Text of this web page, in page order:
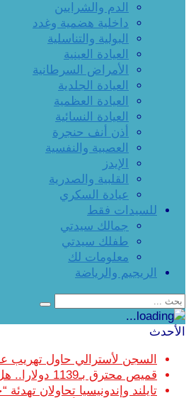
الدم والشرايين
داخلية هضمية وغدد
البولية والتناسلية
العيادة العينية
الأمراض السرطانية
العيادة الجلدية
العيادة العظمية
العيادة النسائية
أذن أنف حنجرة
العصبية والنفسية
الإيدز
القلبية والصدرية
عيادة السكري
للسيدات فقط
جمالك سيدتي
طفلك سيدتي
معلومات لك
الريجيم والرياضة
الأحدث
السجن لأسترالي حاول تهريب
قميص محترق بـ1139 دولارا.. هل تفقد الموضة عقلها؟
تايلند وإندونيسيا تحاولان